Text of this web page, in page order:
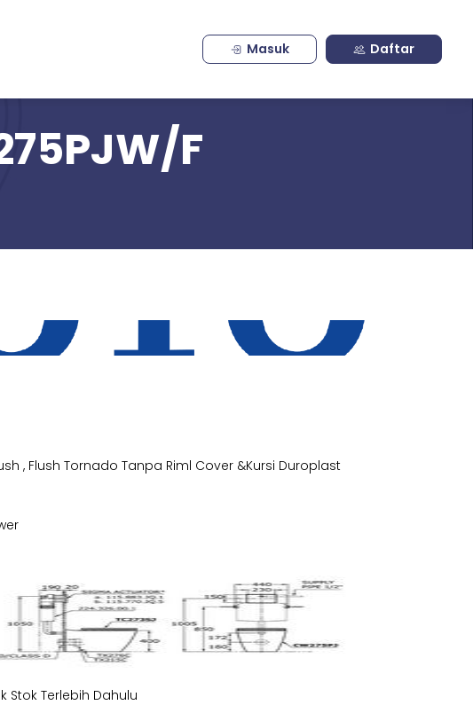
Masuk Daftar
F
, Flush Tornado Tanpa Riml Cover &Kursi Duroplast
Stok Terlebih Dahulu